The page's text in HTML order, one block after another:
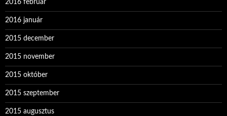
2016 február
2016 január
2015 december
2015 november
2015 október
2015 szeptember
2015 augusztus